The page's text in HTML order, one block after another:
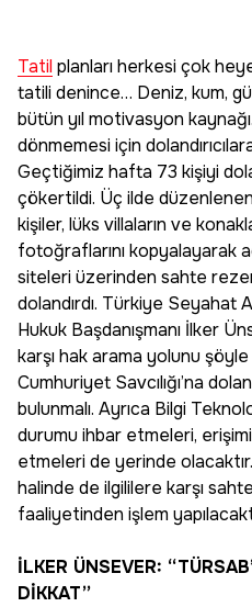
Tatilplanları herkesi çok
tatili denince… Deniz, kum,
bütün yıl motivasyon
dönmemesi için
Geçtiğimiz hafta 73 kişiyi
çökertildi. Üç ilde
kişiler, lüks villaların ve
fotoğraflarını kopyalayarak
siteleri üzerinden sahte
dolandırdı. Türkiye Seyahat
Hukuk Başdanışmanı İlker
karşı hak arama yolunu şöyle
Cumhuriyet Savcılığı’na
bulunmalı. Ayrıca Bilgi
durumu ihbar etmeleri,
etmeleri de yerinde
halinde de ilgililere karşı
faaliyetinden işlem
İLKER ÜNSEVER:
DİKKAT”